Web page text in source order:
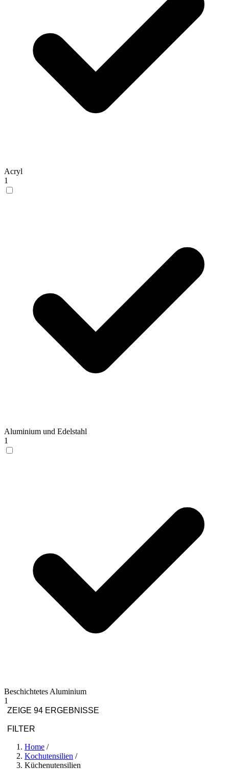
Acryl
1
Aluminium und Edelstahl
1
Beschichtetes Aluminium
1
ZEIGE 94 ERGEBNISSE
FILTER
Home /
Kochutensilien /
Küchenutensilien